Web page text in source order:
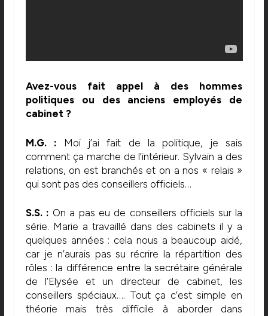
Avez-vous fait appel à des hommes
politiques ou des anciens employés de
cabinet ?
M.G. : Moi j’ai fait de la politique, je sais
comment ça marche de l’intérieur. Sylvain a des
relations, on est branchés et on a nos « relais »
qui sont pas des conseillers officiels…
S.S. : On a pas eu de conseillers officiels sur la
série. Marie a travaillé dans des cabinets il y a
quelques années : cela nous a beaucoup aidé,
car je n’aurais pas su récrire la répartition des
rôles : la différence entre la secrétaire générale
de l’Elysée et un directeur de cabinet, les
conseillers spéciaux…. Tout ça c’est simple en
théorie mais très difficile à aborder dans